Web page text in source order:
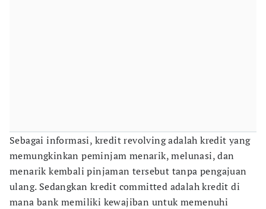
Sebagai informasi, kredit revolving adalah kredit yang
memungkinkan peminjam menarik, melunasi, dan
menarik kembali pinjaman tersebut tanpa pengajuan
ulang. Sedangkan kredit committed adalah kredit di
mana bank memiliki kewajiban untuk memenuhi